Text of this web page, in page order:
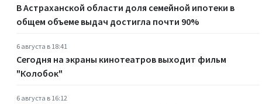
В Астраханской области доля семейной ипотеки в
общем объеме выдач достигла почти 90%
6 августа в 18:41
Сегодня на экраны кинотеатров выходит фильм
"Колобок"
6 августа в 16:12